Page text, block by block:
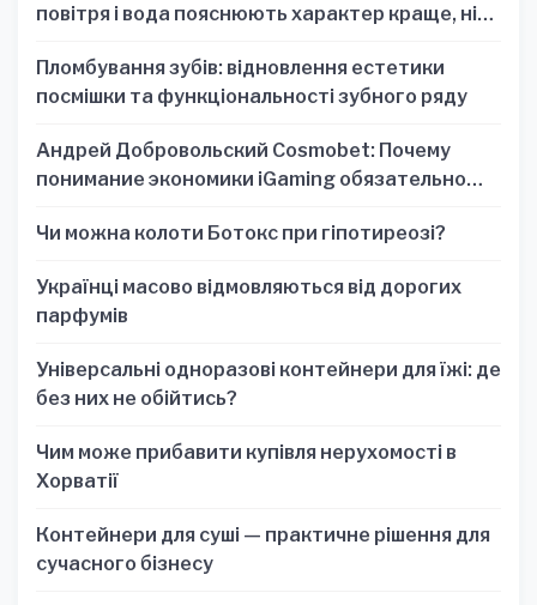
повітря і вода пояснюють характер краще, ніж
Пломбування зубів: відновлення естетики
посмішки та функціональності зубного ряду
Андрей Добровольский Cosmobet: Почему
понимание экономики iGaming обязательно
Чи можна колоти Ботокс при гіпотиреозі?
Українці масово відмовляються від дорогих
парфумів
Універсальні одноразові контейнери для їжі: де
без них не обійтись?
Чим може прибавити купівля нерухомості в
Хорватії
Контейнери для суші — практичне рішення для
сучасного бізнесу